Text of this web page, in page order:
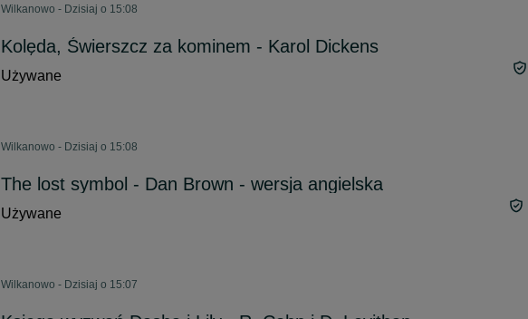
Wilkanowo - Dzisiaj o 15:08
Kolęda, Świerszcz za kominem - Karol Dickens
Używane
Wilkanowo - Dzisiaj o 15:08
The lost symbol - Dan Brown - wersja angielska
Używane
Wilkanowo - Dzisiaj o 15:07